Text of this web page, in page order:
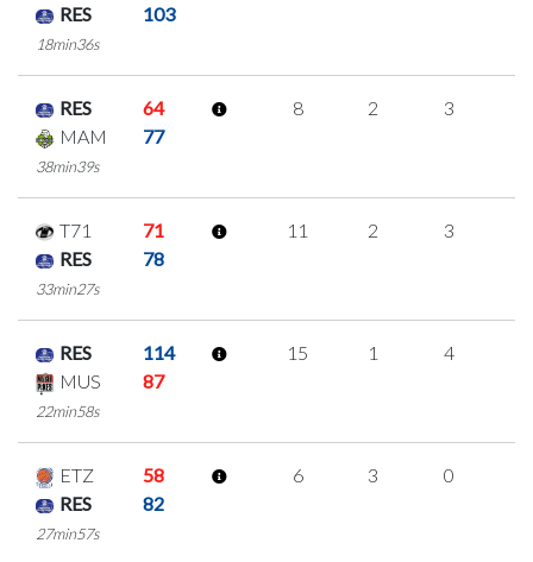
RES
103
18min36s
RES
64
MAM
77
38min39s
8 2 3
T71
71
RES
78
33min27s
11 2 3
RES
114
MUS
87
22min58s
15 1 4
ETZ
58
RES
82
27min57s
6 3 0